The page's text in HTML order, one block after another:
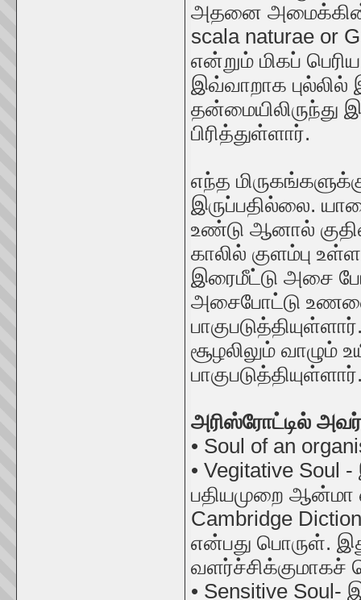
அதனை
scala naturae or
என்றும் மிகப்
இவ்வாறாக
தன்மையிலிருந்து
பிரித்துள்ளார்.
எந்த
இருப்பதில்லை.
உண்டு ஆனால்
காலில் குளம்பு
இரைமீட்டு அசை
அசைபோட்டு
சூழலிலும் வாழும்
அரிஸ்ரோட்டில்
• Soul of an
• Vegitative
பதியமுறை ஆன்மா
Cambridge
என்பது பொருள்.
வளர்ச்சிக்குமாகச்
• Sensitive